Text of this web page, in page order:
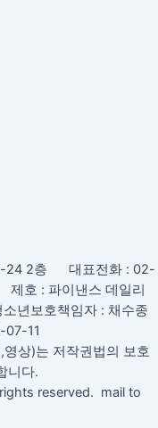
24 2층 대표전화 : 02-
호 : 파이낸스 데일리
보호책임자 : 채수종
11
상)는 저작권법의 보호
니다.
reserved. mail to